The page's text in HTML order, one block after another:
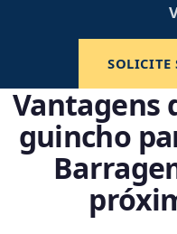
SOLICITE
Vantagens
guincho